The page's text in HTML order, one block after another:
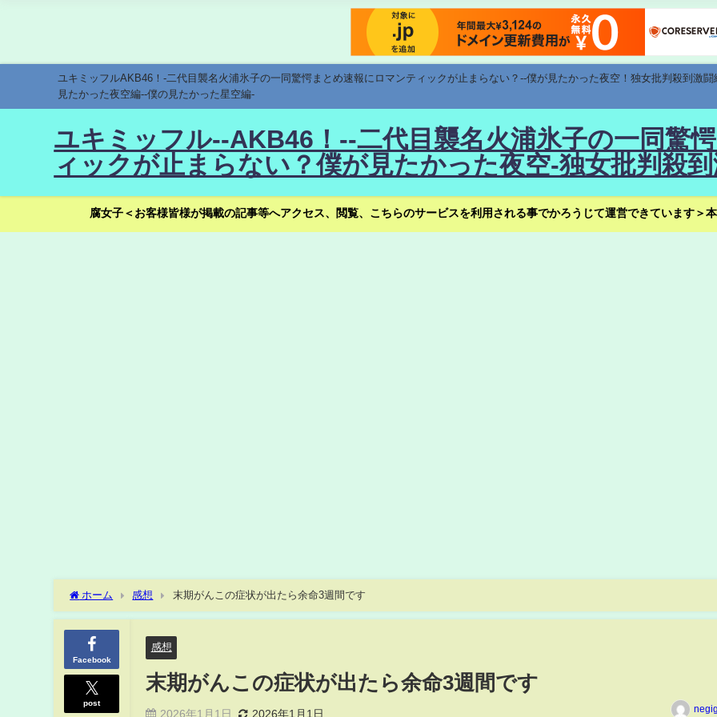
ユキミッフルAKB46！-二代目襲名火浦氷子の一同驚愕まとめ速報にロマンティックが止まらない？--僕が見たかった夜空！独女批判殺到激
見たかった夜空編--僕の見たかった星空編-
ユキミッフル--AKB46！--二代目襲名火浦氷子の一同驚
ィックが止まらない？僕が見たかった夜空-独女批判殺
腐女子＜お客様皆様が掲載の記事等へアクセス、閲覧、こちらのサービスを利用される事でかろうじて運営できています＞
ホーム 感想 末期がんこの症状が出たら余命3週間です
Facebook
post
感想
末期がんこの症状が出たら余命3週間です
2026年1月1日 2026年1月1日